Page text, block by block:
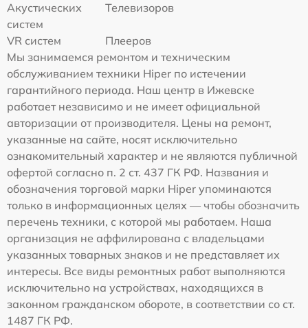
Акустических
систем
Телевизоров
VR систем
Плееров
Мы занимаемся ремонтом и техническим
обслуживанием техники Hiper по истечении
гарантийного периода. Наш центр в Ижевске
работает независимо и не имеет официальной
авторизации от производителя. Цены на ремонт,
указанные на сайте, носят исключительно
ознакомительный характер и не являются публичной
офертой согласно п. 2 ст. 437 ГК РФ. Названия и
обозначения торговой марки Hiper упоминаются
только в информационных целях — чтобы обозначить
перечень техники, с которой мы работаем. Наша
организация не аффилирована с владельцами
указанных товарных знаков и не представляет их
интересы. Все виды ремонтных работ выполняются
исключительно на устройствах, находящихся в
законном гражданском обороте, в соответствии со ст.
1487 ГК РФ.